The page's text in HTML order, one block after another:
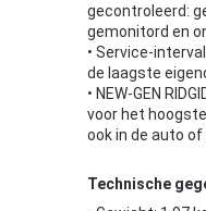
gecontroleerd:
gemonitord en
• Service-
de laagste
• NEW-GEN
voor het
ook in de auto
Technische